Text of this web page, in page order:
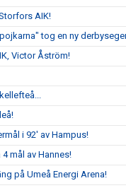
AIK!
tog en ny
Victor Åström!
i 92' av Hampus!
mål av Hannes!
på Umeå Energi Arena!